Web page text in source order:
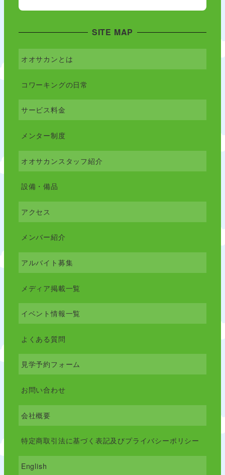
SITE MAP
オオサカンとは
コワーキングの日常
サービス料金
メンター制度
オオサカンスタッフ紹介
設備・備品
アクセス
メンバー紹介
アルバイト募集
メディア掲載一覧
イベント情報一覧
よくある質問
見学予約フォーム
お問い合わせ
会社概要
特定商取引法に基づく表記及びプライバシーポリシー
English